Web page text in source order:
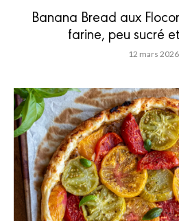
Banana Bread aux
farine, peu sucré
12 mars 2026